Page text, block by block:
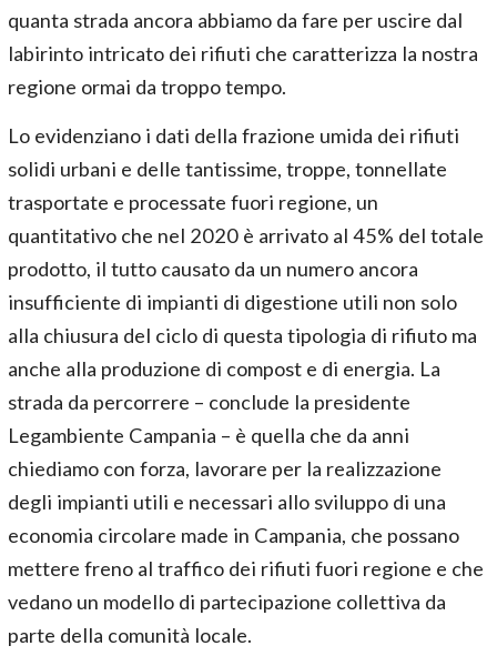
quanta strada ancora abbiamo da fare per uscire dal
labirinto intricato dei rifiuti che caratterizza la nostra
regione ormai da troppo tempo.
Lo evidenziano i dati della frazione umida dei rifiuti
solidi urbani e delle tantissime, troppe, tonnellate
trasportate e processate fuori regione, un
quantitativo che nel 2020 è arrivato al 45% del totale
prodotto, il tutto causato da un numero ancora
insufficiente di impianti di digestione utili non solo
alla chiusura del ciclo di questa tipologia di rifiuto ma
anche alla produzione di compost e di energia. La
strada da percorrere – conclude la presidente
Legambiente Campania – è quella che da anni
chiediamo con forza, lavorare per la realizzazione
degli impianti utili e necessari allo sviluppo di una
economia circolare made in Campania, che possano
mettere freno al traffico dei rifiuti fuori regione e che
vedano un modello di partecipazione collettiva da
parte della comunità locale.